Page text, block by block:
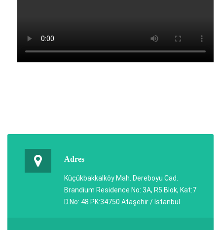
Adres
Küçükbakkalköy Mah. Dereboyu Cad.
Brandium Residence No: 3A, R5 Blok, Kat:7
D.No: 48 PK:34750 Ataşehir / İstanbul